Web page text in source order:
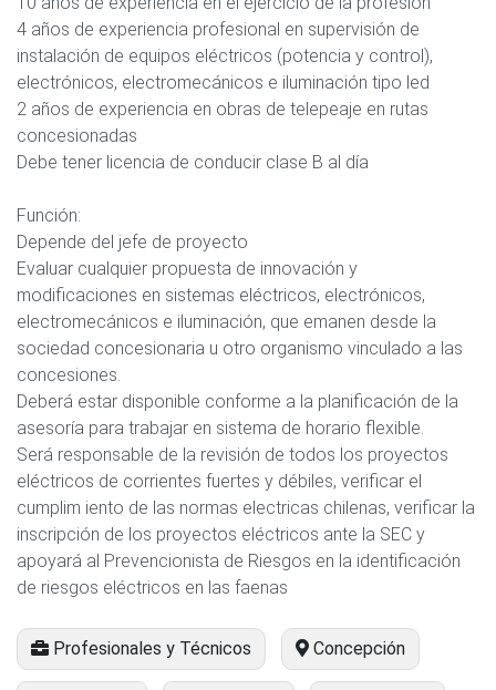
4 años de experiencia profesional en supervisión de
instalación de equipos eléctricos (potencia y control),
electrónicos, electromecánicos e iluminación tipo led
2 años de experiencia en obras de telepeaje en rutas
concesionadas
Debe tener licencia de conducir clase B al día
Función:
Depende del jefe de proyecto
Evaluar cualquier propuesta de innovación y
modificaciones en sistemas eléctricos, electrónicos,
electromecánicos e iluminación, que emanen desde la
sociedad concesionaria u otro organismo vinculado a las
concesiones.
Deberá estar disponible conforme a la planificación de la
asesoría para trabajar en sistema de horario flexible.
Será responsable de la revisión de todos los proyectos
eléctricos de corrientes fuertes y débiles, verificar el
cumplim iento de las normas electricas chilenas, verificar la
inscripción de los proyectos eléctricos ante la SEC y
apoyará al Prevencionista de Riesgos en la identificación
de riesgos eléctricos en las faenas
Profesionales y Técnicos Concepción